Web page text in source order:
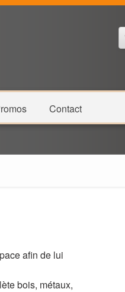
Contact
afin de lui
bois, métaux,